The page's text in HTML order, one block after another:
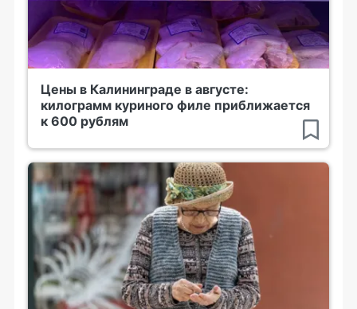
Цены в Калининграде в августе:
килограмм куриного филе приближается
к 600 рублям